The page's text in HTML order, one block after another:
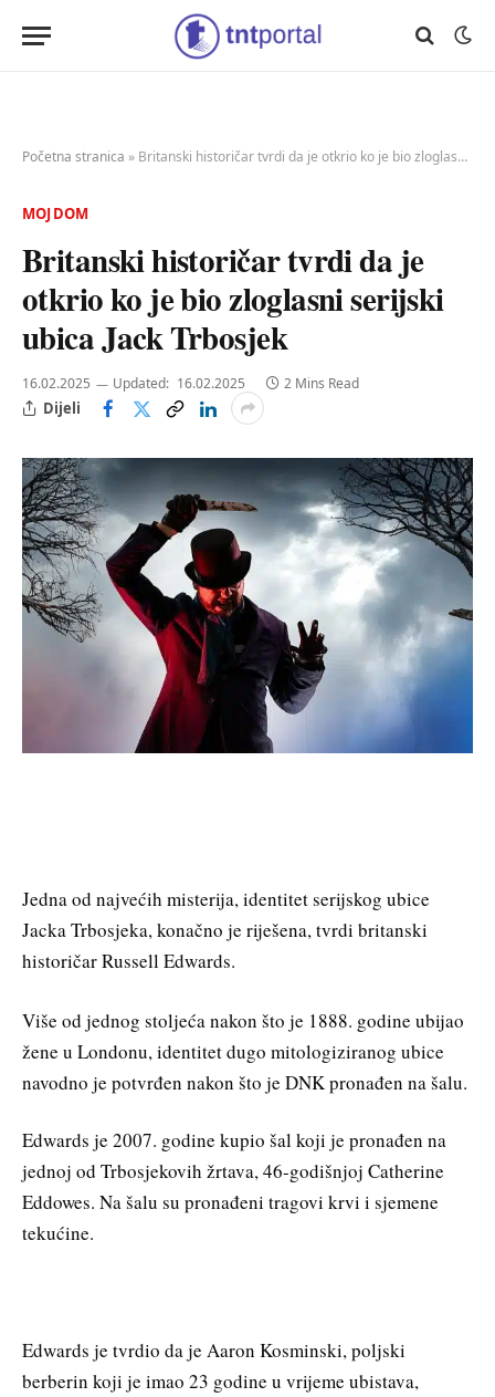
Početna stranica » Britanski historičar tvrdi da je otkrio ko je bio zloglasni serijski ubica Jack Trbosjek
MOJ DOM
Britanski historičar tvrdi da je
otkrio ko je bio zloglasni serijski
ubica Jack Trbosjek
16.02.2025 Updated: 16.02.2025 2 Mins Read
Dijeli
Jedna od najvećih misterija, identitet serijskog ubice
Jacka Trbosjeka, konačno je riješena, tvrdi britanski
historičar Russell Edwards.
Više od jednog stoljeća nakon što je 1888. godine ubijao
žene u Londonu, identitet dugo mitologiziranog ubice
navodno je potvrđen nakon što je DNK pronađen na šalu.
Edwards je 2007. godine kupio šal koji je pronađen na
jednoj od Trbosjekovih žrtava, 46-godišnjoj Catherine
Eddowes. Na šalu su pronađeni tragovi krvi i sjemene
tekućine.
Edwards je tvrdio da je Aaron Kosminski, poljski
berberin koji je imao 23 godine u vrijeme ubistava,